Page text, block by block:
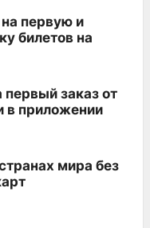
первую и
билетов на
заказ от
в приложении
мира без